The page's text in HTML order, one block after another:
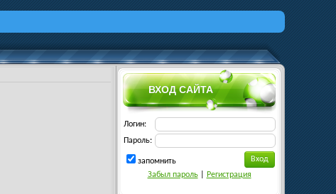
ВХОД САЙТА
Логин:
Пароль:
запомнить
Забыл пароль| Регистрация